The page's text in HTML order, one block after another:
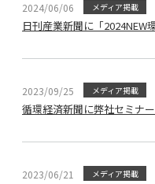
2024/06/06 メディア掲載
日刊産業新聞に「2024NEW
2023/09/25 メディア掲載
循環経済新聞に弊社セミナ
2023/06/21 メディア掲載